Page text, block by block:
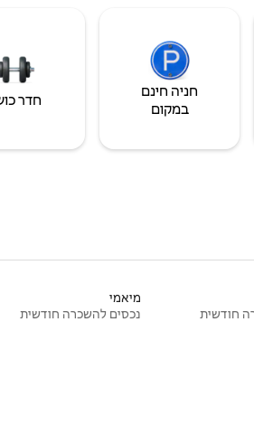
חניה חינם
במקום
חדר
חודשית
מיאמי
נכסים להשכרה חודשית